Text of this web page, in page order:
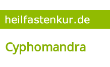
Cyphomandra